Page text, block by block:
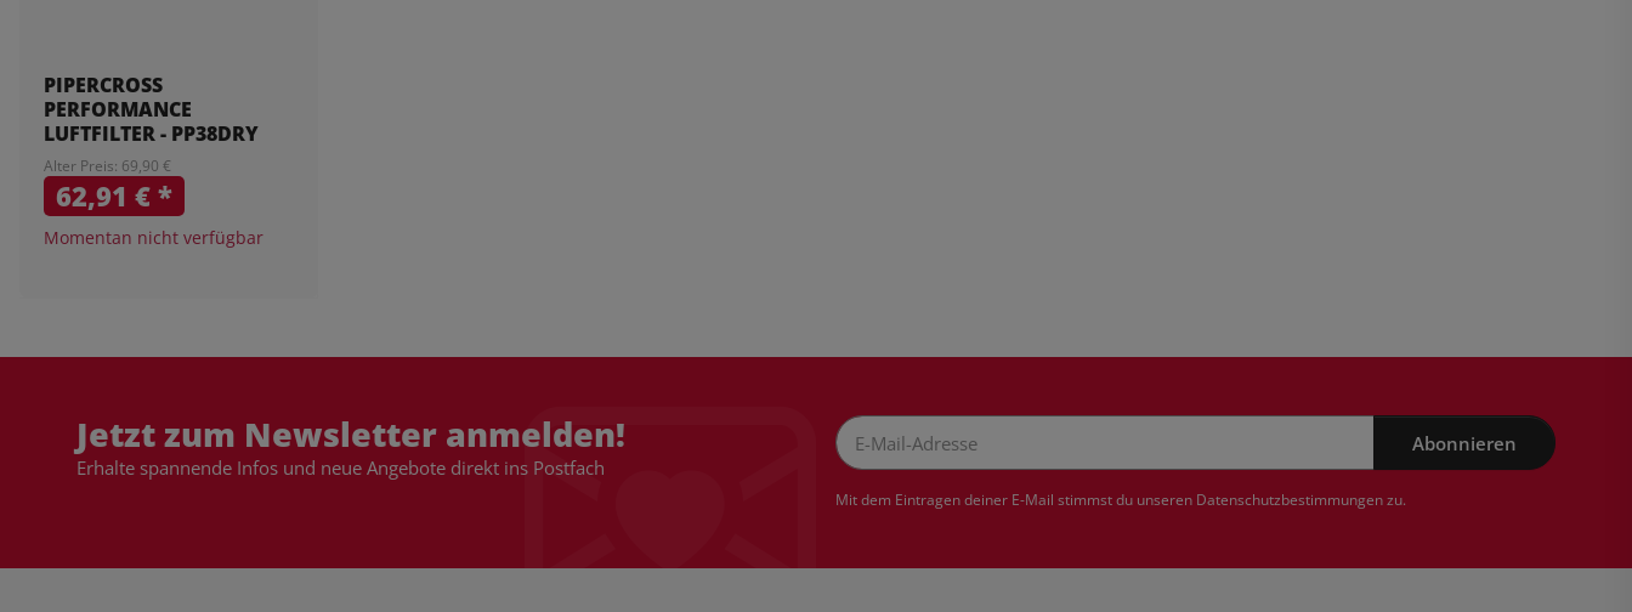
PIPERCROSS
PERFORMANCE
LUFTFILTER - PP38DRY
Alter Preis: 69,90 €
62,91 €*
Momentan nicht verfügbar
Jetzt zum Newsletter anmelden!
Erhalte spannende Infos und neue Angebote direkt ins Postfach
Abonnieren
Mit dem Eintragen deiner E-Mail stimmst du unseren Datenschutzbestimmungenzu.